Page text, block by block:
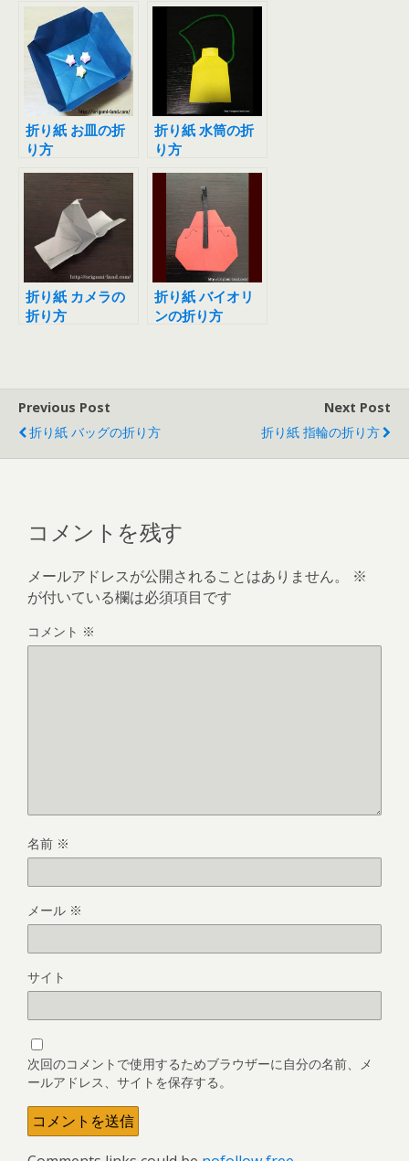
ラ）
折り紙 お皿の折
り方
折り紙 水筒の折
り方
折り紙 カメラの
折り方
折り紙 バイオリ
ンの折り方
Previous Post
折り紙 バッグの折り方
Next Post
折り紙 指輪の折り方
コメントを残す
メールアドレスが公開されることはありません。
※
が付いている欄は必須項目です
コメント ※
名前 ※
メール ※
サイト
次回のコメントで使用するためブラウザーに自分の名前、メ
ールアドレス、サイトを保存する。